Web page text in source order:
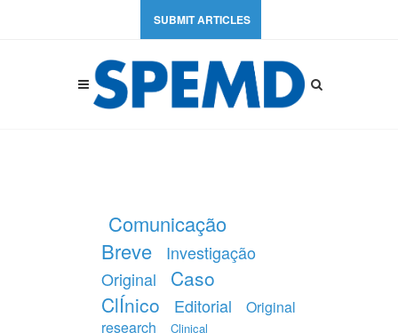
SUBMIT ARTICLES
Comunicação
Breve
Investigação
Original
Caso
ClÍnico
Editorial
Original
research
Clinical